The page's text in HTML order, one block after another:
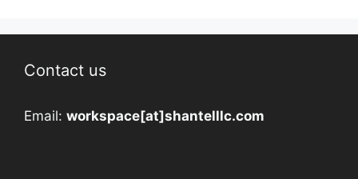
Contact us
Email: workspace[at]shantelllc.com